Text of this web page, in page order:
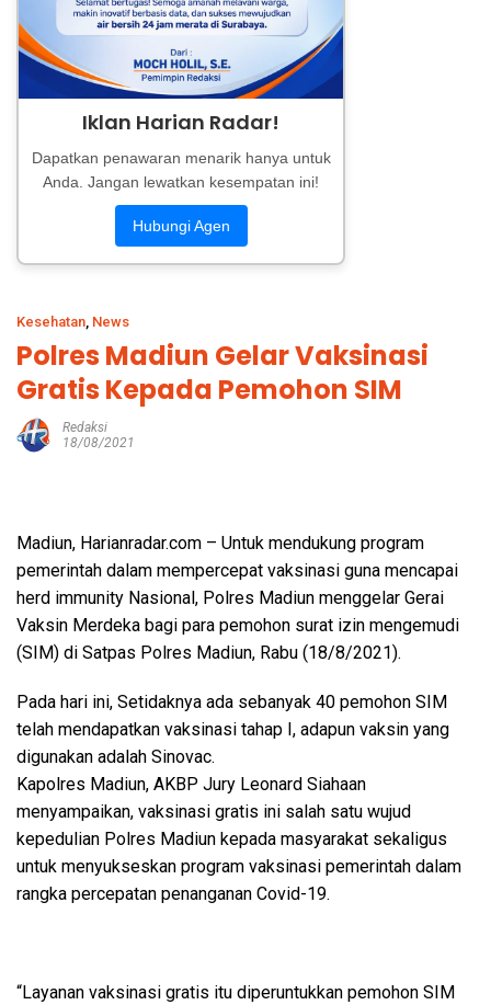
Iklan Harian Radar!
Dapatkan penawaran menarik hanya untuk
Anda. Jangan lewatkan kesempatan ini!
Hubungi Agen
Kesehatan, News
Polres Madiun Gelar Vaksinasi
Gratis Kepada Pemohon SIM
Redaksi
18/08/2021
Madiun, Harianradar.com – Untuk mendukung program
pemerintah dalam mempercepat vaksinasi guna mencapai
herd immunity Nasional, Polres Madiun menggelar Gerai
Vaksin Merdeka bagi para pemohon surat izin mengemudi
(SIM) di Satpas Polres Madiun, Rabu (18/8/2021).
Pada hari ini, Setidaknya ada sebanyak 40 pemohon SIM
telah mendapatkan vaksinasi tahap I, adapun vaksin yang
digunakan adalah Sinovac.
Kapolres Madiun, AKBP Jury Leonard Siahaan
menyampaikan, vaksinasi gratis ini salah satu wujud
kepedulian Polres Madiun kepada masyarakat sekaligus
untuk menyukseskan program vaksinasi pemerintah dalam
rangka percepatan penanganan Covid-19.
“Layanan vaksinasi gratis itu diperuntukkan pemohon SIM